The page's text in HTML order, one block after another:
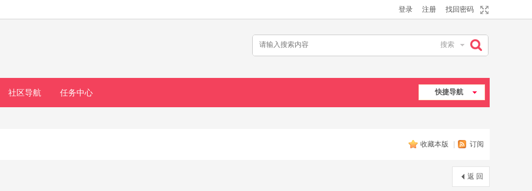
登录 注册 找回密码
搜索
快捷导航
社区导航 任务中心
收藏本版 订阅
返 回